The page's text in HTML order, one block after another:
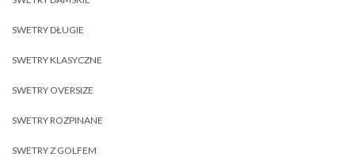
SWETRY DŁUGIE
SWETRY KLASYCZNE
SWETRY OVERSIZE
SWETRY ROZPINANE
SWETRY Z GOLFEM